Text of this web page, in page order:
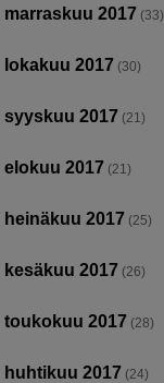
marraskuu 2017 (33)
lokakuu 2017 (30)
syyskuu 2017 (21)
elokuu 2017 (21)
heinäkuu 2017 (25)
kesäkuu 2017 (26)
toukokuu 2017 (28)
huhtikuu 2017 (24)